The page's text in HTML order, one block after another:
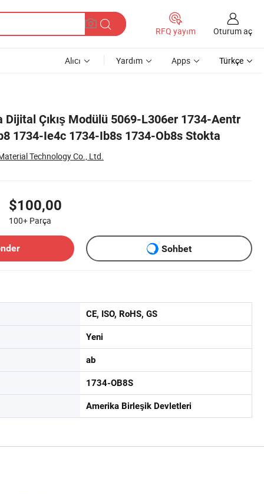
RFQ yayım Oturum aç
Alıcı Yardım Apps Türkçe
Çıkış Modülü 5069-L306er 1734-Aentr
1734-Ie4c 1734-Ib8s 1734-Ob8s Stokta
Technology Co., Ltd.
$100,00
100+ Parça
Sohbet
CE, ISO, RoHS, GS
Yeni
ab
1734-OB8S
Amerika Birleşik Devletleri